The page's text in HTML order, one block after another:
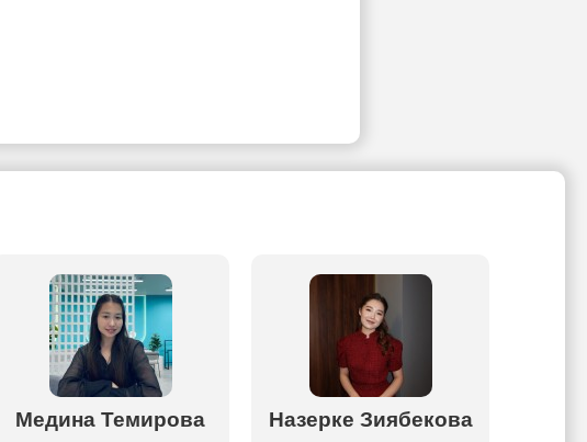
Медина Темирова Назерке Зиябекова